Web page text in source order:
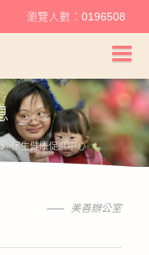
會首頁
瀏覽人數：0196508
保生健康促進中心
美善辦公室